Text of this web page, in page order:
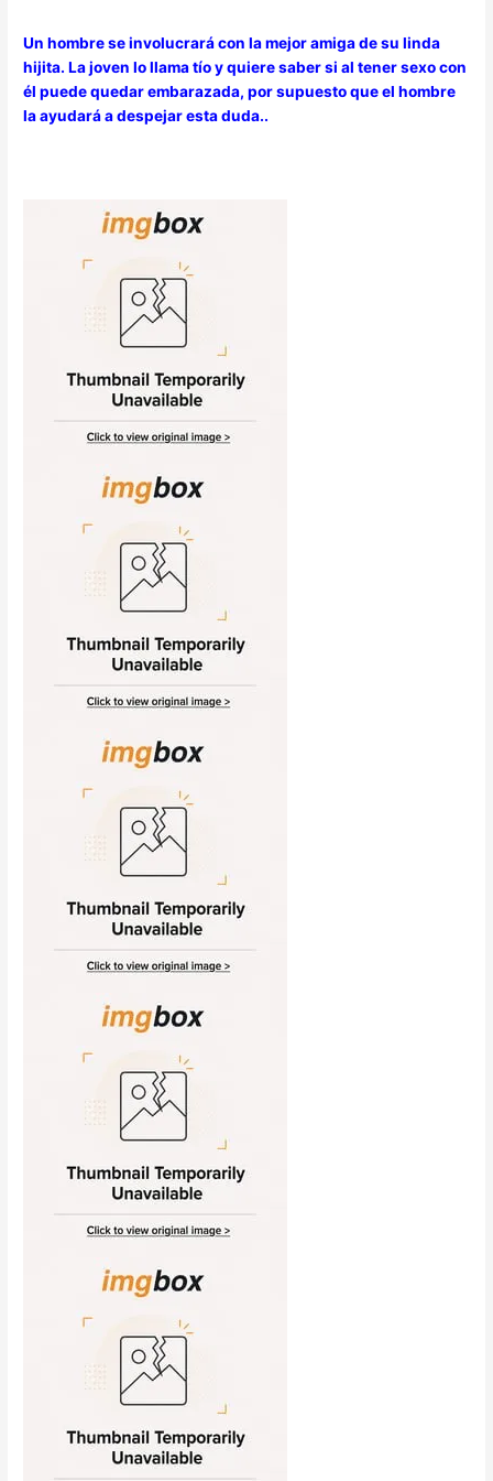
Un hombre se involucrará con la mejor amiga de su linda
hijita. La joven lo llama tío y quiere saber si al tener sexo con
él puede quedar embarazada, por supuesto que el hombre
la ayudará a despejar esta duda..